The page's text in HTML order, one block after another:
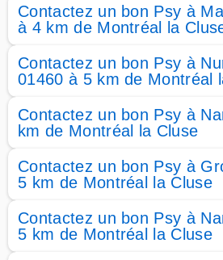
Contactez un bon Psy à
à 4 km de Montréal la
Contactez un bon Psy à
01460 à 5 km de Montréal
Contactez un bon Psy à
km de Montréal la Cluse
Contactez un bon Psy à
5 km de Montréal la Cluse
Contactez un bon Psy à
5 km de Montréal la Cluse